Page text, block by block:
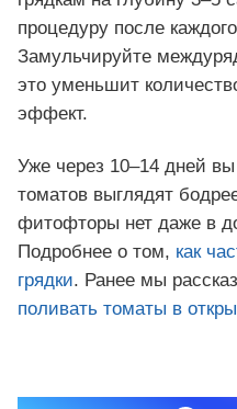
процедуру после
Замульчируйте
это уменьшит
эффект.
Уже через 10–14 дней
томатов выглядят
фитофторы нет даже в
Подробнее о том, как
грядки. Ранее мы
поливать томаты в